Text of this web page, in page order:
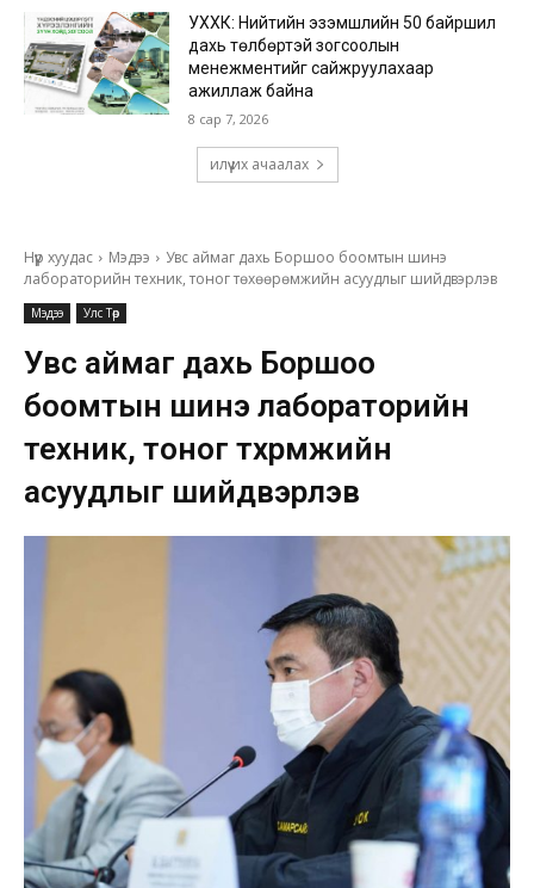
УХХК: Нийтийн эзэмшлийн 50 байршил
дахь төлбөртэй зогсоолын
менежментийг сайжруулахаар
ажиллаж байна
8 сар 7, 2026
илүү их ачаалах